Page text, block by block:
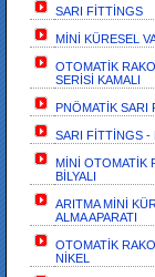
SARI FİTTİNGS
MİNİ KÜRESEL
OTOMATİK
SERİSİ KAMALI
PNÖMATİK SARI
SARI FİTTİNGS -
MİNİ OTOMATİK
BİLYALI
ARITMA MİNİ
ALMA APARATI
OTOMATİK
NİKEL